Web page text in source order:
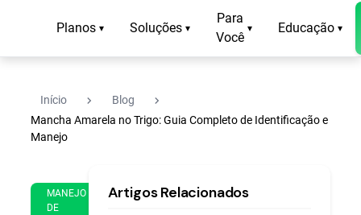
Planos ▾ Soluções ▾
Para
Você
▾ Educação ▾
Início navigate_next Blog navigate_next
Mancha Amarela no Trigo: Guia Completo de Identificação e
Manejo
MANEJO
DE
de
min
Artigos Relacionados